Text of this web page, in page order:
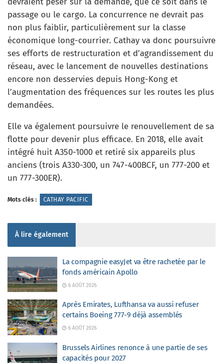
passage ou le cargo. La concurrence ne devrait pas
non plus faiblir, particulièrement sur la classe
économique long-courrier. Cathay va donc poursuivre
ses efforts de restructuration et d’agrandissement du
réseau, avec le lancement de nouvelles destinations
encore non desservies depuis Hong-Kong et
l’augmentation des fréquences sur les routes les plus
demandées.
Elle va également poursuivre le renouvellement de sa
flotte pour devenir plus efficace. En 2018, elle avait
intégré huit A350-1000 et retiré six appareils plus
anciens (trois A330-300, un 747-400BCF, un 777-200 et
un 777-300ER).
Mots clés : CATHAY PACIFIC
À lire également
La compagnie easyJet va être rachetée par le
fonds américain Apollo
6 AOÛT 2026
Après Emirates, Lufthansa va aussi refuser
certains Boeing 777-9 déjà assemblés
6 AOÛT 2026
Brussels Airlines renonce à une partie de ses
capacités pour 2027